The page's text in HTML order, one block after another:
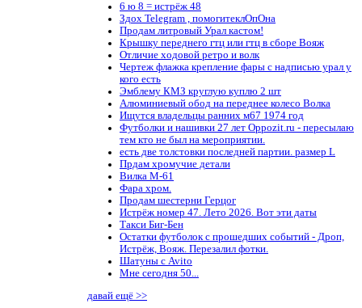
6 ю 8 = истрёж 48
Здох Telegram , помогитеклОпОна
Продам литровый Урал кастом!
Крышку переднего гтц или гтц в сборе Вояж
Отличие ходовой ретро и волк
Чертеж флажка крепление фары с надписью урал у
кого есть
Эмблему КМЗ круглую куплю 2 шт
Алюминиевый обод на переднее колесо Волка
Ищутся владельцы ранних м67 1974 год
Футболки и нашивки 27 лет Oppozit.ru - пересылаю
тем кто не был на мероприятии.
есть две толстовки последней партии. размер L
Прдам хромучие детали
Вилка М-61
Фара хром.
Продам шестерни Герцог
Истрёж номер 47. Лето 2026. Вот эти даты
Такси Биг-Бен
Остатки футболок с прошедших событий - Дроп,
Истрёж, Вояж. Перезалил фотки.
Шатуны с Avito
Мне сегодня 50...
давай ещё >>